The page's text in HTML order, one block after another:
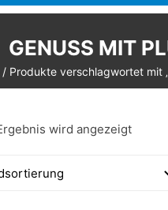
GENUSS MIT
Produkte verschlagwortet mit
wird angezeigt